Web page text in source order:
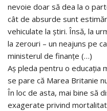
nevoie doar să dea la o
cât de absurde sunt
vehiculate la știri. Însă, la
la zerouri – un neajuns pe
ministerul de finanțe (…)
Aș pleda pentru o educația
se pare că Marea Britanie
În loc de asta, mai bine să
exagerate privind